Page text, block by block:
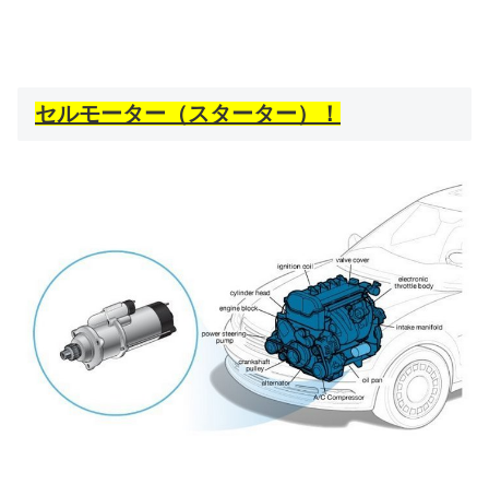
セルモーター（スターター）！